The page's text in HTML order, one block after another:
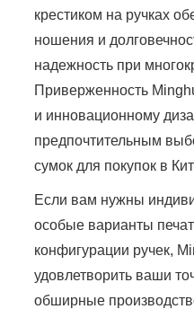
крестиком на ручках
ношения и
надежность при
Приверженность
и инновационному
предпочтительным
сумок для покупок в
Если вам нужны
особые варианты
конфигурации ручек,
удовлетворить ваши
обширные